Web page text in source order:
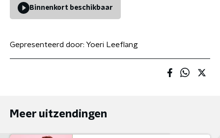
Binnenkort beschikbaar
Gepresenteerd door: Yoeri Leeflang
Meer uitzendingen